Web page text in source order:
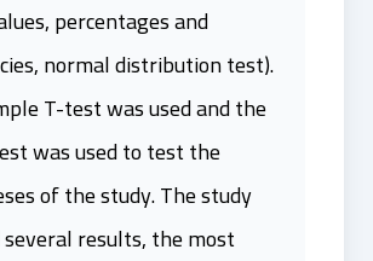
percentages and
normal distribution test).
T-test was used and the
was used to test the
of the study. The study
several results, the most